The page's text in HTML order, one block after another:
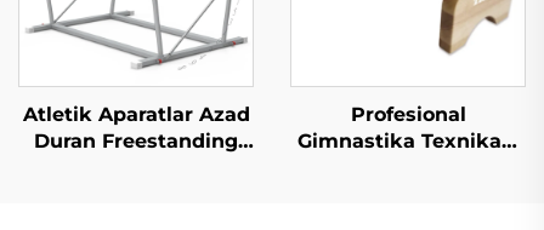
Atletik Aparatlar Azad
Duran Freestanding
Profesional
Gimnastika Texnikası